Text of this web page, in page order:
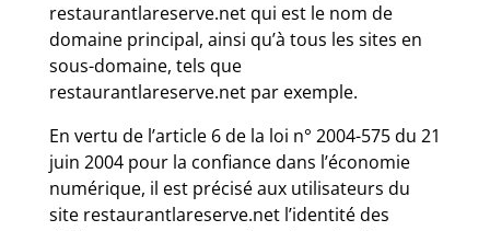
restaurantlareserve.net qui est le nom de
domaine principal, ainsi qu’à tous les sites en
sous-domaine, tels que
restaurantlareserve.net par exemple.
En vertu de l’article 6 de la loi n° 2004-575 du 21
juin 2004 pour la confiance dans l’économie
numérique, il est précisé aux utilisateurs du
site restaurantlareserve.net l’identité des